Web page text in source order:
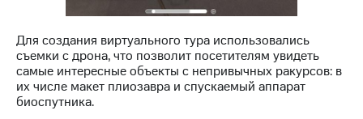
Описание
Программа
приобретения
Порядок
выкупа
Для создания виртуального тура использовались
съемки с дрона, что позволит посетителям увидеть
самые интересные объекты с непривычных ракурсов: в
их числе макет плиозавра и спускаемый аппарат
биоспутника.